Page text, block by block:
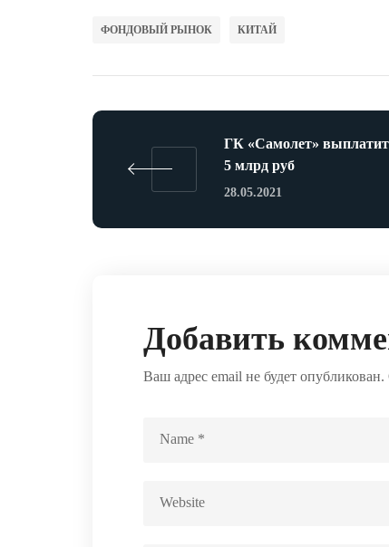
ФОНДОВЫЙ РЫНОК КИТАЙ
ГК «Самолет»
5 млрд руб
28.05.2021
Добавить
Ваш адрес email не будет опубликован.